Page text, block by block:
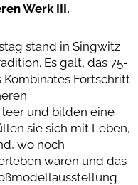
Werk III.
stand in Singwitz
Es galt, das 75-
Fortschritt
und bilden eine
sie sich mit Leben,
wo noch
waren und das